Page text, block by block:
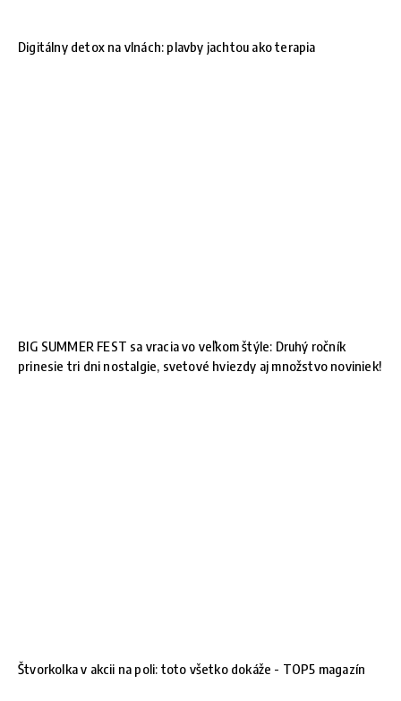
Digitálny detox na vlnách: plavby jachtou ako terapia
BIG SUMMER FEST sa vracia vo veľkom štýle: Druhý ročník
prinesie tri dni nostalgie, svetové hviezdy aj množstvo noviniek!
Štvorkolka v akcii na poli: toto všetko dokáže - TOP5 magazín